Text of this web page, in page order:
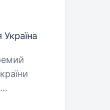
Україна